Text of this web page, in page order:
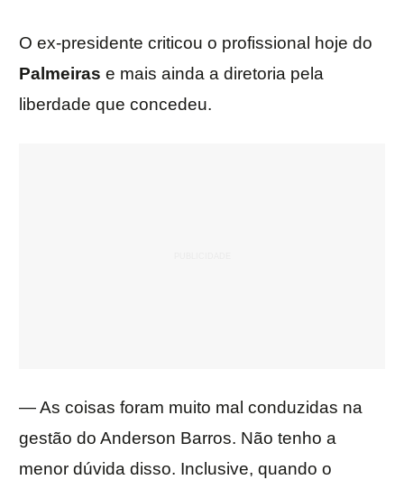
O ex-presidente criticou o profissional hoje do
Palmeiras e mais ainda a diretoria pela
liberdade que concedeu.
— As coisas foram muito mal conduzidas na
gestão do Anderson Barros. Não tenho a
menor dúvida disso. Inclusive, quando o